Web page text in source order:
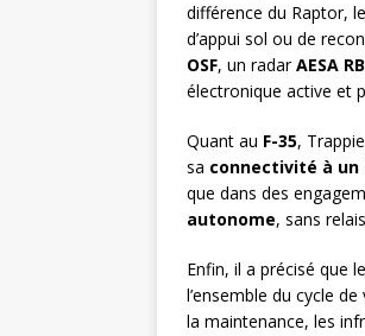
différence du Raptor,
d’appui sol ou de
OSF, un radarAESA
électronique active et
Quant au F-35,
sa connectivité à un
que dans des
autonome, sans
Enfin, il a précisé que
l’ensemble du cycle
la maintenance, les